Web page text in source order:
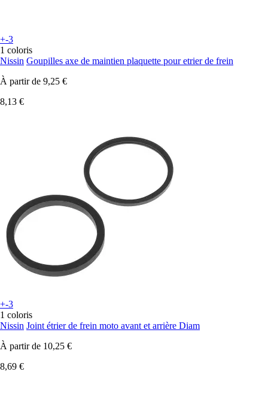
+-3
1 coloris
Nissin Goupilles axe de maintien plaquette pour etrier de frein
À partir de 9,25 €
8,13 €
+-3
1 coloris
Nissin Joint étrier de frein moto avant et arrière Diam
À partir de 10,25 €
8,69 €